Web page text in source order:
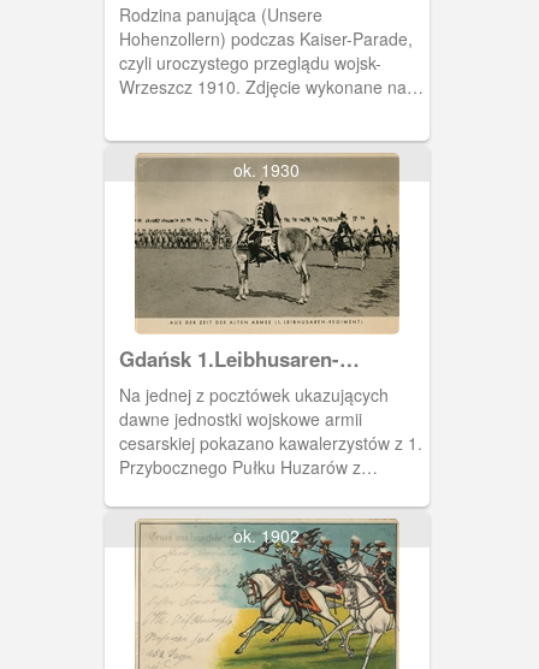
Rodzina panująca (Unsere
Hohenzollern) podczas Kaiser-Parade,
czyli uroczystego przeglądu wojsk-
Wrzeszcz 1910. Zdjęcie wykonane na
ok. 1930
Gdańsk 1.Leibhusaren-
Regiment
Na jednej z pocztówek ukazujących
dawne jednostki wojskowe armii
cesarskiej pokazano kawalerzystów z 1.
Przybocznego Pułku Huzarów z
ok. 1902